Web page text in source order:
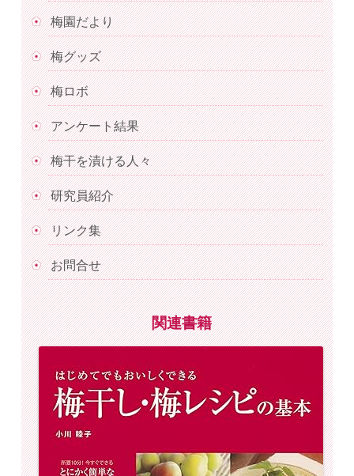
梅園だより
梅グッズ
梅ロボ
アンケート結果
梅干を漬ける人々
研究員紹介
リンク集
お問合せ
関連書籍